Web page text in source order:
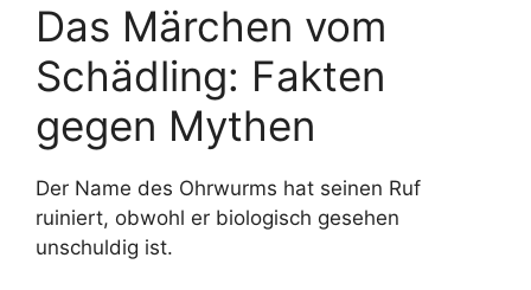
Das Märchen vom
Schädling: Fakten
gegen Mythen
Der Name des Ohrwurms hat seinen Ruf
ruiniert, obwohl er biologisch gesehen
unschuldig ist.